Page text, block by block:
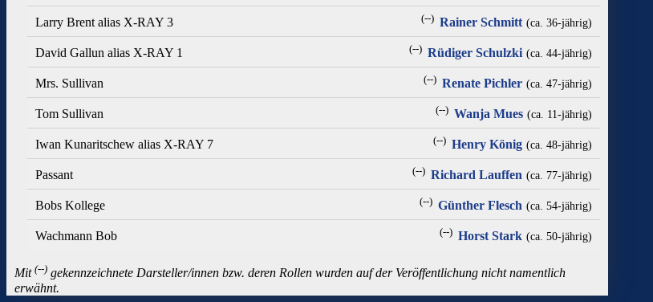
Larry Brent alias X-RAY 3 (--) Rainer Schmitt (ca. 36‑jährig)
David Gallun alias X-RAY 1 (--) Rüdiger Schulzki (ca. 44‑jährig)
Mrs. Sullivan (--) Renate Pichler (ca. 47‑jährig)
Tom Sullivan (--) Wanja Mues (ca. 11‑jährig)
Iwan Kunaritschew alias X-RAY 7 (--) Henry König (ca. 48‑jährig)
Passant (--) Richard Lauffen (ca. 77‑jährig)
Bobs Kollege (--) Günther Flesch (ca. 54‑jährig)
Wachmann Bob (--) Horst Stark (ca. 50‑jährig)
Mit (--) gekennzeichnete Darsteller/innen bzw. deren Rollen wurden auf der Veröffentlichung nicht namentlich
erwähnt.